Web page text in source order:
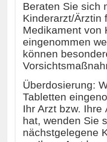
Beraten Sie sich
Kinderarzt/Ärztin
Medikament von
eingenommen
können
Überdosierung:
Tabletten
Ihr Arzt bzw.
hat, wenden Sie
nächstgelegene